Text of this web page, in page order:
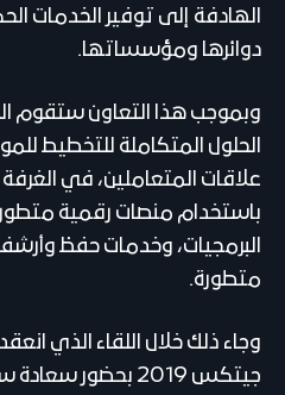
الهادفة إلى توفير الخدمات
دوائرها ومؤسساتها.
وبموجب هذا التعاون ستقوم
الحلول المتكاملة للتخطيط
علاقات المتعاملين، في
باستخدام منصات رقمية
البرمجيات، وخدمات حفظ
متطورة.
وجاء ذلك خلال اللقاء الذي
جيتكس 2019